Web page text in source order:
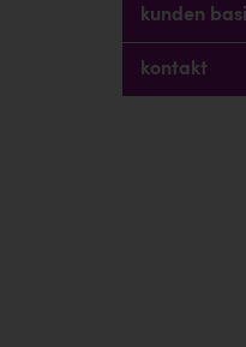
kunden
kontakt